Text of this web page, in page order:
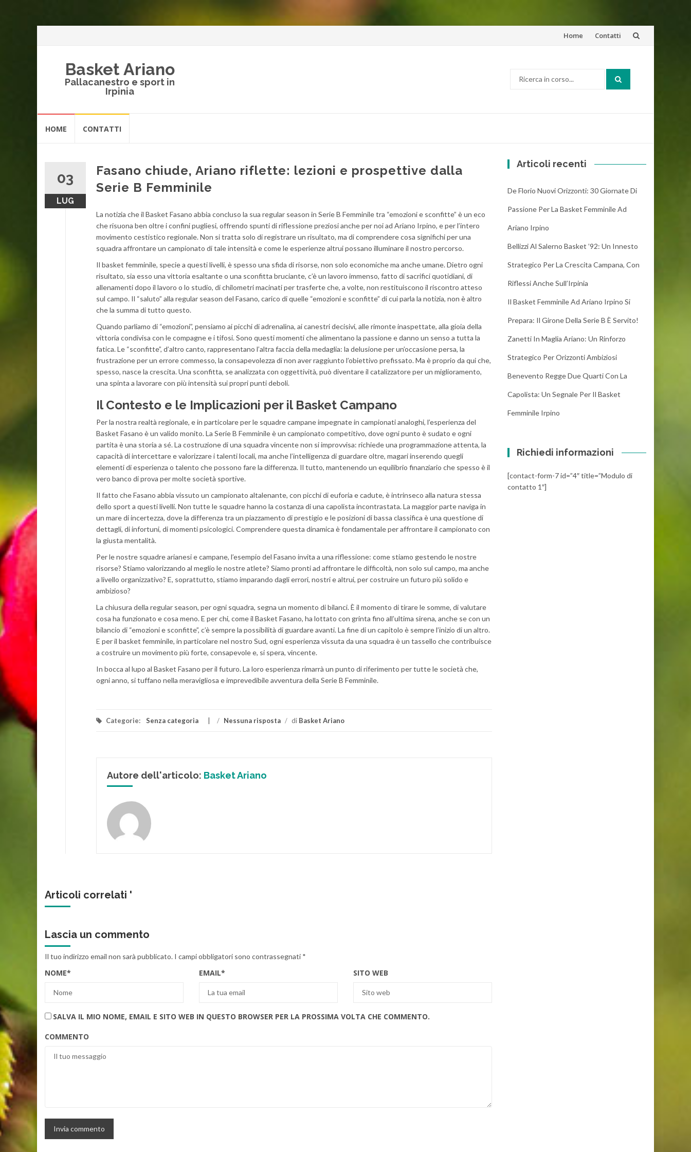
Vai
Home Contatti
Basket Ariano
Pallacanestro e sport in
Irpinia
HOME CONTATTI
03
LUG
Fasano chiude, Ariano riflette: lezioni e prospettive dalla
Serie B Femminile
La notizia che il Basket Fasano abbia concluso la sua regular season in Serie B Femminile tra “emozioni e sconfitte” è un eco
che risuona ben oltre i confini pugliesi, offrendo spunti di riflessione preziosi anche per noi ad Ariano Irpino, e per l’intero
movimento cestistico regionale. Non si tratta solo di registrare un risultato, ma di comprendere cosa significhi per una
squadra affrontare un campionato di tale intensità e come le esperienze altrui possano illuminare il nostro percorso.
Il basket femminile, specie a questi livelli, è spesso una sfida di risorse, non solo economiche ma anche umane. Dietro ogni
risultato, sia esso una vittoria esaltante o una sconfitta bruciante, c’è un lavoro immenso, fatto di sacrifici quotidiani, di
allenamenti dopo il lavoro o lo studio, di chilometri macinati per trasferte che, a volte, non restituiscono il riscontro atteso
sul campo. Il “saluto” alla regular season del Fasano, carico di quelle “emozioni e sconfitte” di cui parla la notizia, non è altro
che la summa di tutto questo.
Quando parliamo di “emozioni”, pensiamo ai picchi di adrenalina, ai canestri decisivi, alle rimonte inaspettate, alla gioia della
vittoria condivisa con le compagne e i tifosi. Sono questi momenti che alimentano la passione e danno un senso a tutta la
fatica. Le “sconfitte”, d’altro canto, rappresentano l’altra faccia della medaglia: la delusione per un’occasione persa, la
frustrazione per un errore commesso, la consapevolezza di non aver raggiunto l’obiettivo prefissato. Ma è proprio da qui che,
spesso, nasce la crescita. Una sconfitta, se analizzata con oggettività, può diventare il catalizzatore per un miglioramento,
una spinta a lavorare con più intensità sui propri punti deboli.
Il Contesto e le Implicazioni per il Basket Campano
Per la nostra realtà regionale, e in particolare per le squadre campane impegnate in campionati analoghi, l’esperienza del
Basket Fasano è un valido monito. La Serie B Femminile è un campionato competitivo, dove ogni punto è sudato e ogni
partita è una storia a sé. La costruzione di una squadra vincente non si improvvisa: richiede una programmazione attenta, la
capacità di intercettare e valorizzare i talenti locali, ma anche l’intelligenza di guardare oltre, magari inserendo quegli
elementi di esperienza o talento che possono fare la differenza. Il tutto, mantenendo un equilibrio finanziario che spesso è il
vero banco di prova per molte società sportive.
Il fatto che Fasano abbia vissuto un campionato altalenante, con picchi di euforia e cadute, è intrinseco alla natura stessa
dello sport a questi livelli. Non tutte le squadre hanno la costanza di una capolista incontrastata. La maggior parte naviga in
un mare di incertezza, dove la differenza tra un piazzamento di prestigio e le posizioni di bassa classifica è una questione di
dettagli, di infortuni, di momenti psicologici. Comprendere questa dinamica è fondamentale per affrontare il campionato con
la giusta mentalità.
Per le nostre squadre arianesi e campane, l’esempio del Fasano invita a una riflessione: come stiamo gestendo le nostre
risorse? Stiamo valorizzando al meglio le nostre atlete? Siamo pronti ad affrontare le difficoltà, non solo sul campo, ma anche
a livello organizzativo? E, soprattutto, stiamo imparando dagli errori, nostri e altrui, per costruire un futuro più solido e
ambizioso?
La chiusura della regular season, per ogni squadra, segna un momento di bilanci. È il momento di tirare le somme, di valutare
cosa ha funzionato e cosa meno. E per chi, come il Basket Fasano, ha lottato con grinta fino all’ultima sirena, anche se con un
bilancio di “emozioni e sconfitte”, c’è sempre la possibilità di guardare avanti. La fine di un capitolo è sempre l’inizio di un altro.
E per il basket femminile, in particolare nel nostro Sud, ogni esperienza vissuta da una squadra è un tassello che contribuisce
a costruire un movimento più forte, consapevole e, si spera, vincente.
In bocca al lupo al Basket Fasano per il futuro. La loro esperienza rimarrà un punto di riferimento per tutte le società che,
ogni anno, si tuffano nella meravigliosa e imprevedibile avventura della Serie B Femminile.
Categorie: Senza categoria / Nessuna risposta / di Basket Ariano
Autore dell'articolo: Basket Ariano
Articoli correlati '
Lascia un commento
Il tuo indirizzo email non sarà pubblicato. I campi obbligatori sono contrassegnati *
NOME* EMAIL* SITO WEB
SALVA IL MIO NOME, EMAIL E SITO WEB IN QUESTO BROWSER PER LA PROSSIMA VOLTA CHE COMMENTO.
COMMENTO
Articoli recenti
De Florio Nuovi Orizzonti: 30 Giornate Di
Passione Per La Basket Femminile Ad
Ariano Irpino
Bellizzi Al Salerno Basket ’92: Un Innesto
Strategico Per La Crescita Campana, Con
Riflessi Anche Sull’Irpinia
Il Basket Femminile Ad Ariano Irpino Si
Prepara: Il Girone Della Serie B È Servito!
Zanetti In Maglia Ariano: Un Rinforzo
Strategico Per Orizzonti Ambiziosi
Benevento Regge Due Quarti Con La
Capolista: Un Segnale Per Il Basket
Femminile Irpino
Richiedi informazioni
[contact-form-7 id=”4″ title=”Modulo di
contatto 1″]